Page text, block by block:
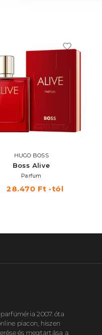
HUGO BOSS
Boss Alive
Parfum
28.470 Ft -tól
2007. óta
piacon, hiszen
és megtartása a